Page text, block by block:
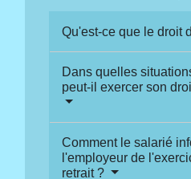
Qu'est-ce que le droit
Dans quelles
peut-il exercer son
Comment le salarié
l'employeur de
retrait ?